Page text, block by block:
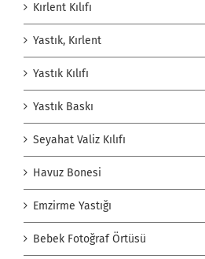
Kırlent Kılıfı
Yastık, Kırlent
Yastık Kılıfı
Yastık Baskı
Seyahat Valiz Kılıfı
Havuz Bonesi
Emzirme Yastığı
Bebek Fotoğraf Örtüsü